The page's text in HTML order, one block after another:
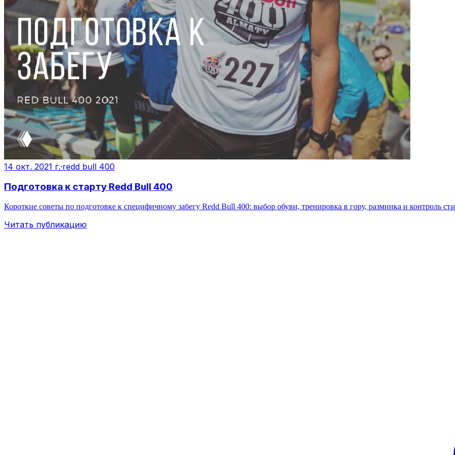
14 окт. 2021 г.·redd bull 400
Подготовка к старту Redd Bull 400
Короткие советы по подготовке к специфичному забегу Redd Bull 400: выбор обуви, тренировка в гору, разминка и контроль
Читать публикацию